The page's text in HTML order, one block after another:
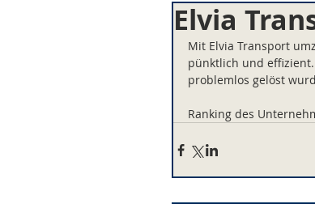
Elvia
Mit Elvia Transport
pünktlich und
problemlos gelöst
Ranking des